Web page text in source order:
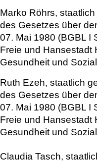
Marko Röhrs,
des Gesetzes über
07. Mai 1980 (BGBL I
Freie und Hansestadt
Gesundheit und
Ruth Ezeh, staatlich
des Gesetzes über
07. Mai 1980 (BGBL I
Freie und Hansestadt
Gesundheit und
Claudia Tasch,